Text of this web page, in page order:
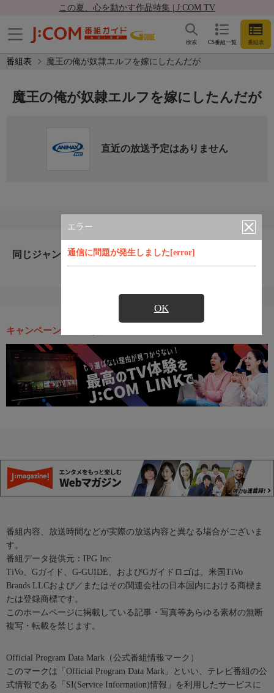
この夏、心を動かす作品特集 | J:COM TV
CS番組一覧 番組表
検索
番組表 魔王の俺が奴隷エルフを嫁にしたんだが
エラー
通信に問題が発生しました[error]
OK
魔王の俺が奴隷エルフを嫁にしたんだが
直近の放送予定はありません
同じジャンルのおすすめ番組
キャンペーン・お得な情報
番組内容、放送時間などが実際の放送内容と異なる場合がございま
す。
番組データ提供元：IPG Inc.
TiVo、Gガイド、G-GUIDE、およびGガイドロゴは、米国TiVo
Brands LLCおよび／またはその関連会社の日本国内における商標ま
たは登録商標です。
このホームページに掲載している記事・写真等あらゆる素材の無断
複写・転載を禁じます。
Official Program Data Mark（公式番組情報マーク）
このマークは「Official Program Data Mark」といい、テレビ番組の公
式情報である「SI(Service Information)情報」を利用したサービスに